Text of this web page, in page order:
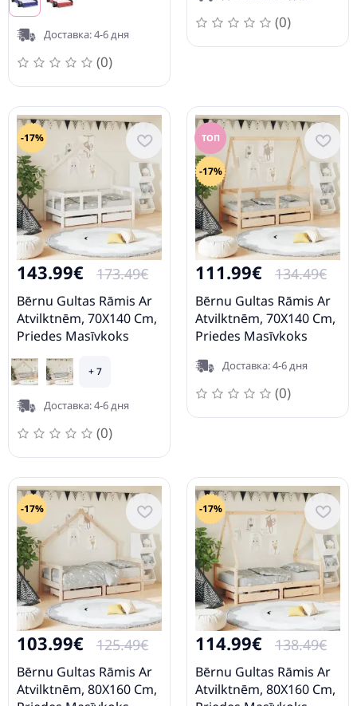
Доставка: 4-6 дня
(0)
(0)
-17%
143.99€ 173.49€
Bērnu Gultas Rāmis Ar
Atvilktnēm, 70X140 Cm,
Priedes Masīvkoks
+ 7
Доставка: 4-6 дня
(0)
ТОП
-17%
111.99€ 134.49€
Bērnu Gultas Rāmis Ar
Atvilktnēm, 70X140 Cm,
Priedes Masīvkoks
Доставка: 4-6 дня
(0)
-17%
103.99€ 125.49€
Bērnu Gultas Rāmis Ar
Atvilktnēm, 80X160 Cm,
-17%
114.99€ 138.49€
Bērnu Gultas Rāmis Ar
Atvilktnēm, 80X160 Cm,